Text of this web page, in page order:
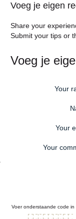
Voeg je eigen
Share your
Submit your tips or
Voeg je
Your
Your
Your
Voer onderstaande code in